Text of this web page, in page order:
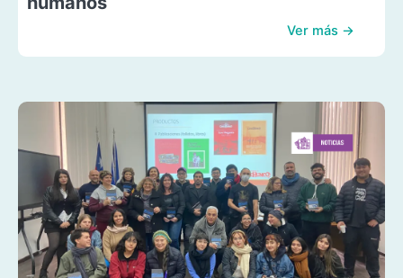
Ver más →